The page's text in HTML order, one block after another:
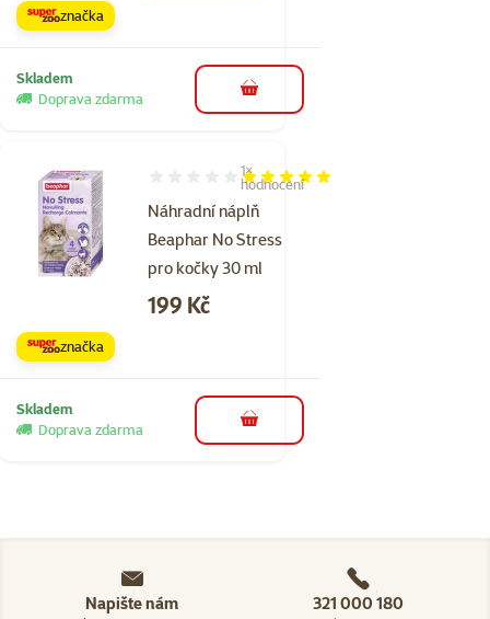
značka
Skladem
Doprava zdarma
do košíku
Náhradní náplň
Beaphar No Stress
pro kočky 30 ml
Hodnocení 100%, počet hodnocení: 1
1×
hodnocení
Cena
199 Kč
značka
Skladem
Doprava zdarma
do košíku
Napište nám 321 000 180